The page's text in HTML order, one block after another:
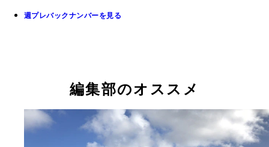
週プレバックナンバーを見る
編集部のオススメ